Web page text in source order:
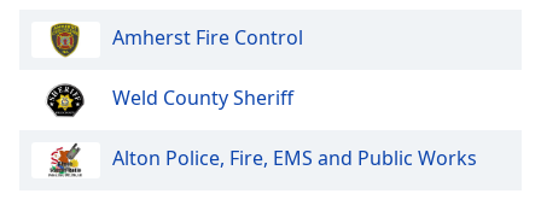
Close
dialog
Amherst Fire Control
Weld County Sheriff
Alton Police, Fire, EMS and Public Works